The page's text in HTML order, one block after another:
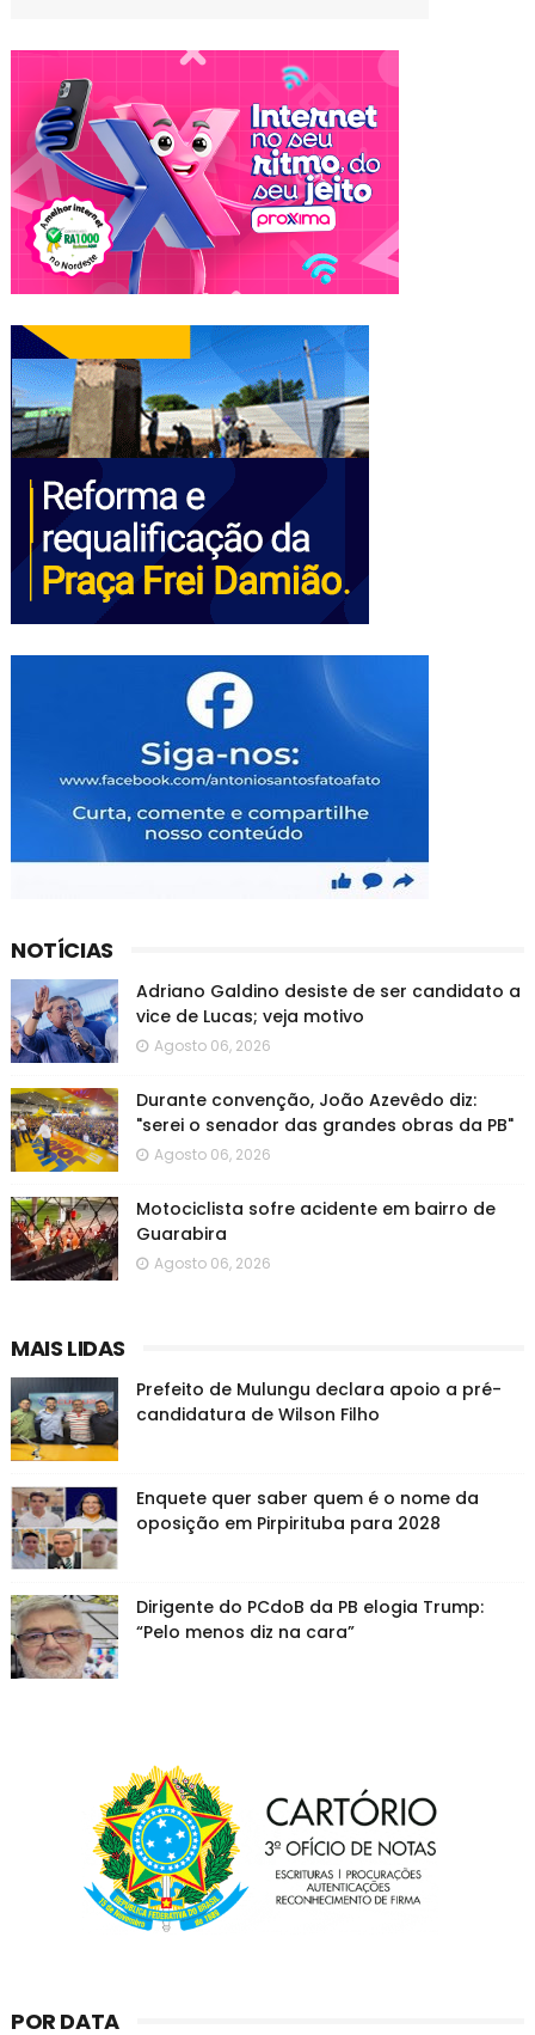
NOTÍCIAS
Adriano Galdino desiste de ser candidato a
vice de Lucas; veja motivo
Agosto 06, 2026
Durante convenção, João Azevêdo diz:
"serei o senador das grandes obras da PB"
Agosto 06, 2026
Motociclista sofre acidente em bairro de
Guarabira
Agosto 06, 2026
MAIS LIDAS
Prefeito de Mulungu declara apoio a pré-
candidatura de Wilson Filho
Enquete quer saber quem é o nome da
oposição em Pirpirituba para 2028
Dirigente do PCdoB da PB elogia Trump:
“Pelo menos diz na cara”
POR DATA